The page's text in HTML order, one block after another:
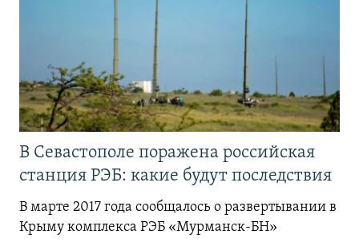
В Севастополе поражена российская
станция РЭБ: какие будут последствия
В марте 2017 года сообщалось о развертывании в
Крыму комплекса РЭБ «Мурманск-БН»